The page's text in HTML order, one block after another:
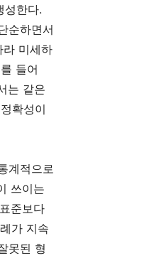
성한다.
순하면서
라 미세하
들어
는 같은
확성이
계적으로
쓰이는
준보다
가 지속
못된 형